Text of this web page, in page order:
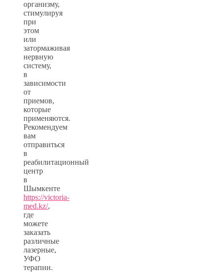
организму,
стимулируя
при
этом
или
затормаживая
нервную
систему,
в
зависимости
от
приемов,
которые
применяются.
Рекомендуем
вам
отправиться
в
реабилитационный
центр
в
Шымкенте
https://victoria-
med.kz/,
где
можете
заказать
различные
лазерные,
УФО
терапии.